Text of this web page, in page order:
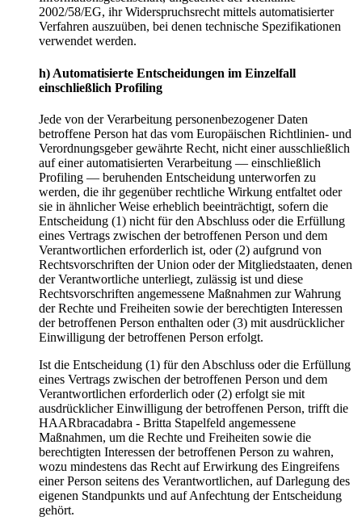
2002/58/EG, ihr Widerspruchsrecht mittels automatisierter
Verfahren auszuüben, bei denen technische Spezifikationen
verwendet werden.
h) Automatisierte Entscheidungen im Einzelfall
einschließlich Profiling
Jede von der Verarbeitung personenbezogener Daten
betroffene Person hat das vom Europäischen Richtlinien- und
Verordnungsgeber gewährte Recht, nicht einer ausschließlich
auf einer automatisierten Verarbeitung — einschließlich
Profiling — beruhenden Entscheidung unterworfen zu
werden, die ihr gegenüber rechtliche Wirkung entfaltet oder
sie in ähnlicher Weise erheblich beeinträchtigt, sofern die
Entscheidung (1) nicht für den Abschluss oder die Erfüllung
eines Vertrags zwischen der betroffenen Person und dem
Verantwortlichen erforderlich ist, oder (2) aufgrund von
Rechtsvorschriften der Union oder der Mitgliedstaaten, denen
der Verantwortliche unterliegt, zulässig ist und diese
Rechtsvorschriften angemessene Maßnahmen zur Wahrung
der Rechte und Freiheiten sowie der berechtigten Interessen
der betroffenen Person enthalten oder (3) mit ausdrücklicher
Einwilligung der betroffenen Person erfolgt.
Ist die Entscheidung (1) für den Abschluss oder die Erfüllung
eines Vertrags zwischen der betroffenen Person und dem
Verantwortlichen erforderlich oder (2) erfolgt sie mit
ausdrücklicher Einwilligung der betroffenen Person, trifft die
HAARbracadabra - Britta Stapelfeld angemessene
Maßnahmen, um die Rechte und Freiheiten sowie die
berechtigten Interessen der betroffenen Person zu wahren,
wozu mindestens das Recht auf Erwirkung des Eingreifens
einer Person seitens des Verantwortlichen, auf Darlegung des
eigenen Standpunkts und auf Anfechtung der Entscheidung
gehört.